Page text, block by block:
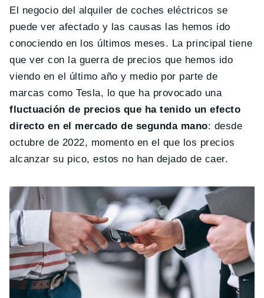
El negocio del alquiler de coches eléctricos se
puede ver afectado y las causas las hemos ido
conociendo en los últimos meses. La principal tiene
que ver con la guerra de precios que hemos ido
viendo en el último año y medio por parte de
marcas como Tesla, lo que ha provocado una
fluctuación de precios que ha tenido un efecto
directo en el mercado de segunda mano: desde
octubre de 2022, momento en el que los precios
alcanzar su pico, estos no han dejado de caer.